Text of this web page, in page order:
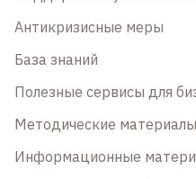
Антикризисные меры
База знаний
Полезные сервисы для
Методические материалы
Информационные